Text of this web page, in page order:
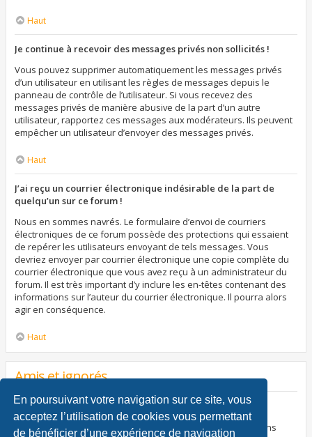
En poursuivant votre navigation sur ce site, vous
acceptez l’utilisation de cookies vous permettant
de bénéficier d’une expérience de navigation
Haut
Je continue à recevoir des messages privés non sollicités !
Vous pouvez supprimer automatiquement les messages privés
d’un utilisateur en utilisant les règles de messages depuis le
panneau de contrôle de l’utilisateur. Si vous recevez des
messages privés de manière abusive de la part d’un autre
utilisateur, rapportez ces messages aux modérateurs. Ils peuvent
empêcher un utilisateur d’envoyer des messages privés.
Haut
J’ai reçu un courrier électronique indésirable de la part de
quelqu’un sur ce forum !
Nous en sommes navrés. Le formulaire d’envoi de courriers
électroniques de ce forum possède des protections qui essaient
de repérer les utilisateurs envoyant de tels messages. Vous
devriez envoyer par courrier électronique une copie complète du
courrier électronique que vous avez reçu à un administrateur du
forum. Il est très important d’y inclure les en-têtes contenant des
informations sur l’auteur du courrier électronique. Il pourra alors
agir en conséquence.
Haut
Amis et ignorés
À quoi sert ma liste d’amis et d’ignorés ?
Vous pouvez utiliser ces listes afin d’organiser et trier certains